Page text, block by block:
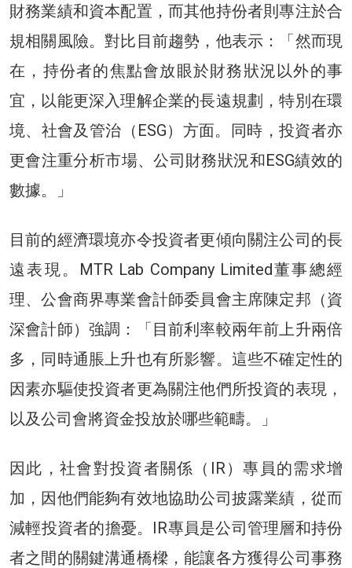
財務業績和資本配置，而其他持份者則專注於合
規相關風險。對比目前趨勢，他表示：「然而現
在，持份者的焦點會放眼於財務狀況以外的事
宜，以能更深入理解企業的長遠規劃，特別在環
境、社會及管治（ESG）方面。同時，投資者亦
更會注重分析市場、公司財務狀況和ESG績效的
數據。」
目前的經濟環境亦令投資者更傾向關注公司的長
遠表現。MTR Lab Company Limited董事總經
理、公會商界專業會計師委員會主席陳定邦（資
深會計師）強調：「目前利率較兩年前上升兩倍
多，同時通脹上升也有所影響。這些不確定性的
因素亦驅使投資者更為關注他們所投資的表現，
以及公司會將資金投放於哪些範疇。」
因此，社會對投資者關係（IR）專員的需求增
加，因他們能夠有效地協助公司披露業績，從而
減輕投資者的擔憂。IR專員是公司管理層和持份
者之間的關鍵溝通橋樑，能讓各方獲得公司事務